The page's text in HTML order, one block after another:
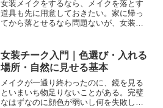
女装メイクをするなら、メイクを落とす
道具も先に用意しておきたい。家に帰っ
てから落とせるなら問題ないが、女装の
のが、クレンジングシートだ。水なしで
使えて、バッグにも入れや...
女装チーク入門｜色選び・入れる
場所・自然に見せる基本
メイクが一通り終わったのに、鏡を見る
といまいち物足りないことがある。完璧
なはずなのに顔色が弱いし何を失敗した